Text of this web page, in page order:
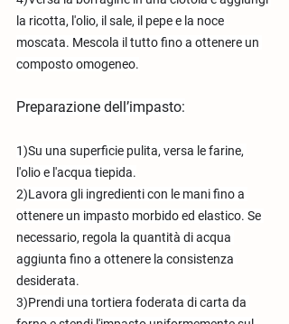
la ricotta, l'olio, il sale, il pepe e la noce
moscata. Mescola il tutto fino a ottenere un
composto omogeneo.
Preparazione dell’impasto:
1)Su una superficie pulita, versa le farine,
l'olio e l'acqua tiepida.
2)Lavora gli ingredienti con le mani fino a
ottenere un impasto morbido ed elastico. Se
necessario, regola la quantità di acqua
aggiunta fino a ottenere la consistenza
desiderata.
3)Prendi una tortiera foderata di carta da